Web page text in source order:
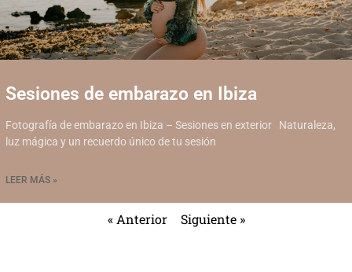
Sesiones de embarazo en Ibiza
Fotografía de embarazo en Ibiza – Sesiones en exterior Naturaleza,
luz mágica y un recuerdo único de tu sesión
LEER MÁS »
« Anterior Siguiente »